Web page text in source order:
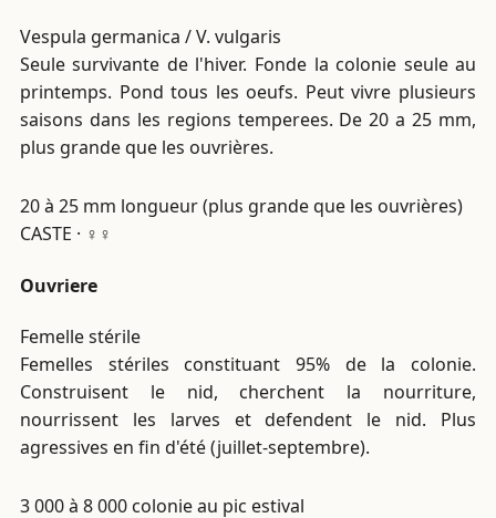
Vespula germanica / V. vulgaris
Seule survivante de l'hiver. Fonde la colonie seule au
printemps. Pond tous les oeufs. Peut vivre plusieurs
saisons dans les regions temperees. De 20 a 25 mm,
plus grande que les ouvrières.
20 à 25 mm longueur (plus grande que les ouvrières)
CASTE · ♀♀
Ouvriere
Femelle stérile
Femelles stériles constituant 95% de la colonie.
Construisent le nid, cherchent la nourriture,
nourrissent les larves et defendent le nid. Plus
agressives en fin d'été (juillet-septembre).
3 000 à 8 000 colonie au pic estival